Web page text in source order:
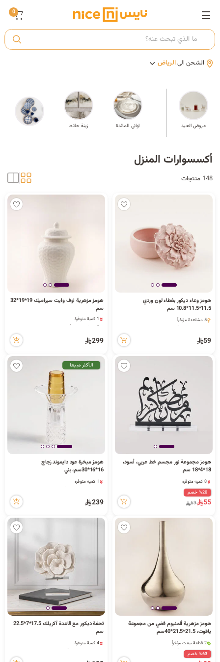
أ
د
ا
ا
الشحن الىالرياض
0
عروض العيد اواني المائدة زينة حائط
أكسسوارات المنزل
148 منتجات
هومز وعاء ديكور بغطاء لون وردي
11.5*11.5*10.8 سم
5 مشاهدة مؤخراً
59
هومز مزهرية اوف وايت سيراميك 19*19*32
سم
5 مشاهدة مؤخراً
5 مشاهدة مؤخراً
299
هومز مجموعة نور مجسم خط عربي، أسود،
18*4*18 سم
8 كمية متوفرة
8 كمية متوفرة%20 خصم
55
69
الأكثر مبيعا
هومز مبخرة عود دايموند زجاج
16*16*30سم، بني
1 كمية متوفرة
1 كمية متوفرة
239
هومز مزهرية ألمنيوم فضي من مجموعة
ياقوت، 21.5*21.5*40سم
2 قطعة بيعت مؤخراً
9 مشاهدة مؤخراً
2 قطعة بيعت مؤخراً%63 خصم
تحفة ديكور مع قاعدة آكريلك 17.5*7*22.5
سم
4 كمية متوفرة